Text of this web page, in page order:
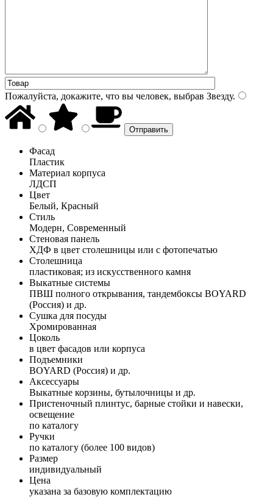
Пожалуйста, докажите, что вы человек, выбрав Звезду.
Фасад
Пластик
Материал корпуса
ЛДСП
Цвет
Белый, Красный
Стиль
Модерн, Современный
Стеновая панель
ХДФ в цвет столешницы или с фотопечатью
Столешница
пластиковая; из искусственного камня
Выкатные системы
ПВШ полного открывания, тандембоксы BOYARD
(Россия) и др.
Сушка для посуды
Хромированная
Цоколь
в цвет фасадов или корпуса
Подъемники
BOYARD (Россия) и др.
Аксессуары
Выкатные корзины, бутылочницы и др.
Пристеночный плинтус, барные стойки и навески,
освещение
по каталогу
Ручки
по каталогу (более 100 видов)
Размер
индивидуальный
Цена
указана за базовую комплектацию